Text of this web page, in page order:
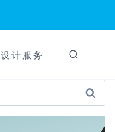
设计服务